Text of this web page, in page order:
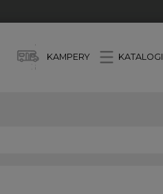
KAMPERY KATALOGI